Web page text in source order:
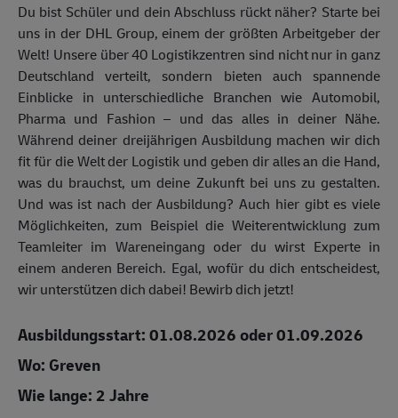
Du bist Schüler und dein Abschluss rückt näher? Starte bei
uns in der DHL Group, einem der größten Arbeitgeber der
Welt! Unsere über 40 Logistikzentren sind nicht nur in ganz
Deutschland verteilt, sondern bieten auch spannende
Einblicke in unterschiedliche Branchen wie Automobil,
Pharma und Fashion – und das alles in deiner Nähe.
Während deiner dreijährigen Ausbildung machen wir dich
fit für die Welt der Logistik und geben dir alles an die Hand,
was du brauchst, um deine Zukunft bei uns zu gestalten.
Und was ist nach der Ausbildung? Auch hier gibt es viele
Möglichkeiten, zum Beispiel die Weiterentwicklung zum
Teamleiter im Wareneingang oder du wirst Experte in
einem anderen Bereich. Egal, wofür du dich entscheidest,
wir unterstützen dich dabei! Bewirb dich jetzt!
Ausbildungsstart: 01.08.2026 oder 01.09.2026
Wo: Greven
Wie lange: 2 Jahre